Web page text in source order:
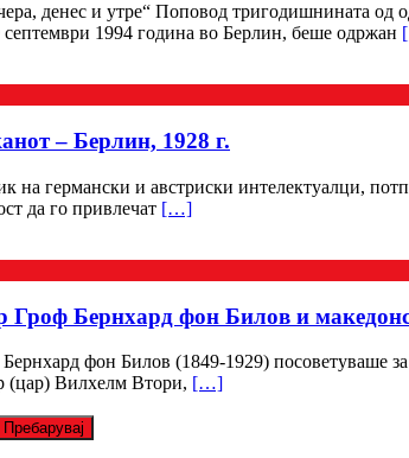
денес и утре“ Поповод тригодишнината од
1994 година во Берлин, беше одржан
– Берлин, 1928 г.
на германски и австриски интелектуалци,
да го привлечат […]
Грoф Бернхард фон Билов и
фон Билов (1849-1929) посоветуваше
(цар) Вилхелм Втори, […]